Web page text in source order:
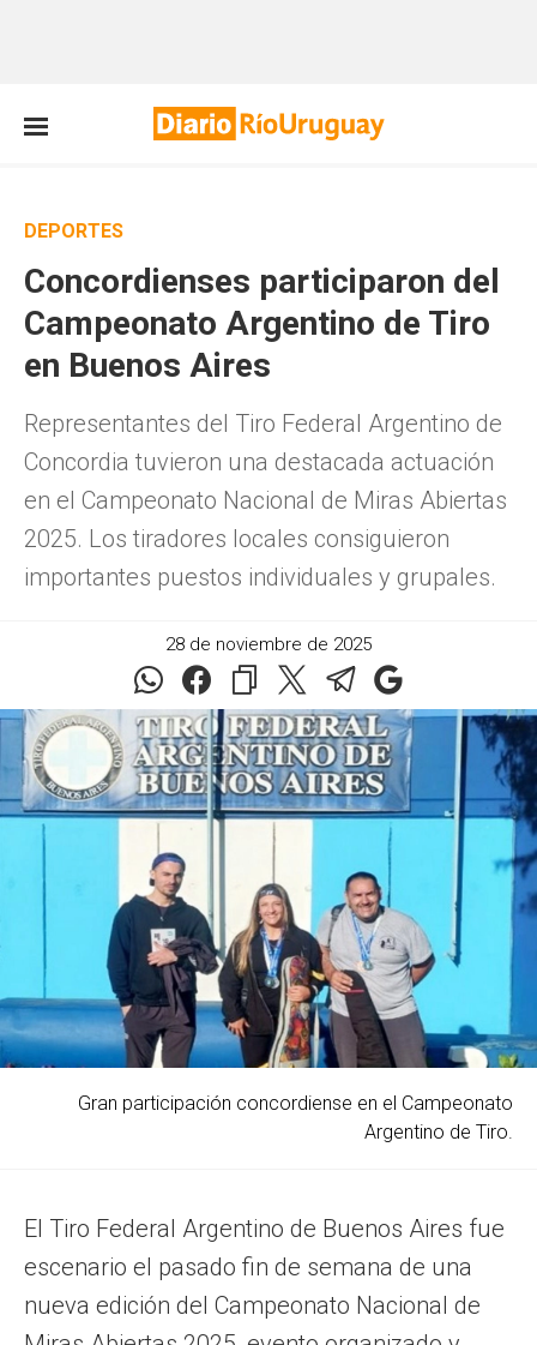
DEPORTES
Concordienses participaron del
Campeonato Argentino de Tiro
en Buenos Aires
Representantes del Tiro Federal Argentino de
Concordia tuvieron una destacada actuación
en el Campeonato Nacional de Miras Abiertas
2025. Los tiradores locales consiguieron
importantes puestos individuales y grupales.
28 de noviembre de 2025
Gran participación concordiense en el Campeonato
Argentino de Tiro.
El Tiro Federal Argentino de Buenos Aires fue
escenario el pasado fin de semana de una
nueva edición del Campeonato Nacional de